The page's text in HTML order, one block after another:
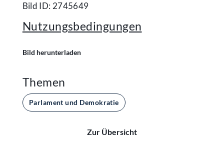
Bild ID: 2745649
Nutzungsbedingungen
Bild herunterladen
Themen
Parlament und Demokratie
Zur Übersicht